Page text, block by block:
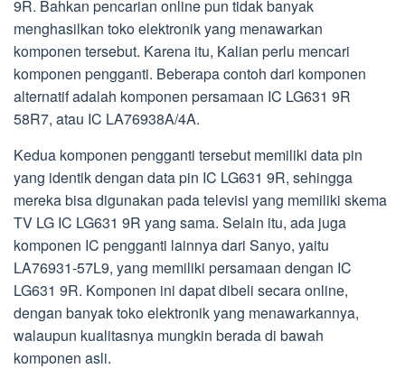
9R. Bahkan pencarian online pun tidak banyak
menghasilkan toko elektronik yang menawarkan
komponen tersebut. Karena itu, Kalian perlu mencari
komponen pengganti. Beberapa contoh dari komponen
alternatif adalah komponen persamaan IC LG631 9R
58R7, atau IC LA76938A/4A.
Kedua komponen pengganti tersebut memiliki data pin
yang identik dengan data pin IC LG631 9R, sehingga
mereka bisa digunakan pada televisi yang memiliki skema
TV LG IC LG631 9R yang sama. Selain itu, ada juga
komponen IC pengganti lainnya dari Sanyo, yaitu
LA76931-57L9, yang memiliki persamaan dengan IC
LG631 9R. Komponen ini dapat dibeli secara online,
dengan banyak toko elektronik yang menawarkannya,
walaupun kualitasnya mungkin berada di bawah
komponen asli.